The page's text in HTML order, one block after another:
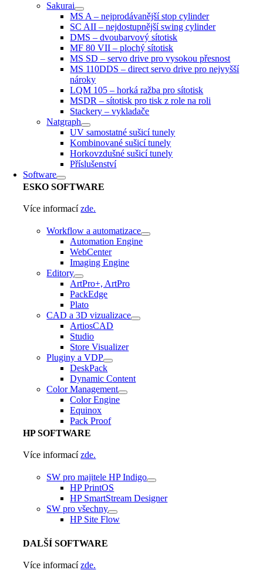
Sakurai
MS A – nejprodávanější stop cylinder
SC AII – nejdostupnější swing cylinder
DMS – dvoubarvový sítotisk
MF 80 VII – plochý sítotisk
MS SD – servo drive pro vysokou přesnost
MS 110DDS – direct servo drive pro nejvyšší
nároky
LQM 105 – horká ražba pro sítotisk
MSDR – sítotisk pro tisk z role na roli
Stackery – vykladače
Natgraph
UV samostatné sušicí tunely
Kombinované sušicí tunely
Horkovzdušné sušicí tunely
Příslušenství
Software
ESKO SOFTWARE
Více informacízde.
Workflow a automatizace
Automation Engine
WebCenter
Imaging Engine
Editory
ArtPro+, ArtPro
PackEdge
Plato
CAD a 3D vizualizace
ArtiosCAD
Studio
Store Visualizer
Pluginy a VDP
DeskPack
Dynamic Content
Color Management
Color Engine
Equinox
Pack Proof
HPSOFTWARE
Více informacízde.
SW pro majitele HP Indigo
HP PrintOS
HP SmartStream Designer
SW pro všechny
HP Site Flow
DALŠÍ SOFTWARE
Více informacízde.